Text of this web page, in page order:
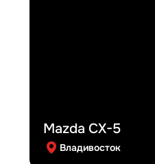
Mazda CX-5
Владивосток